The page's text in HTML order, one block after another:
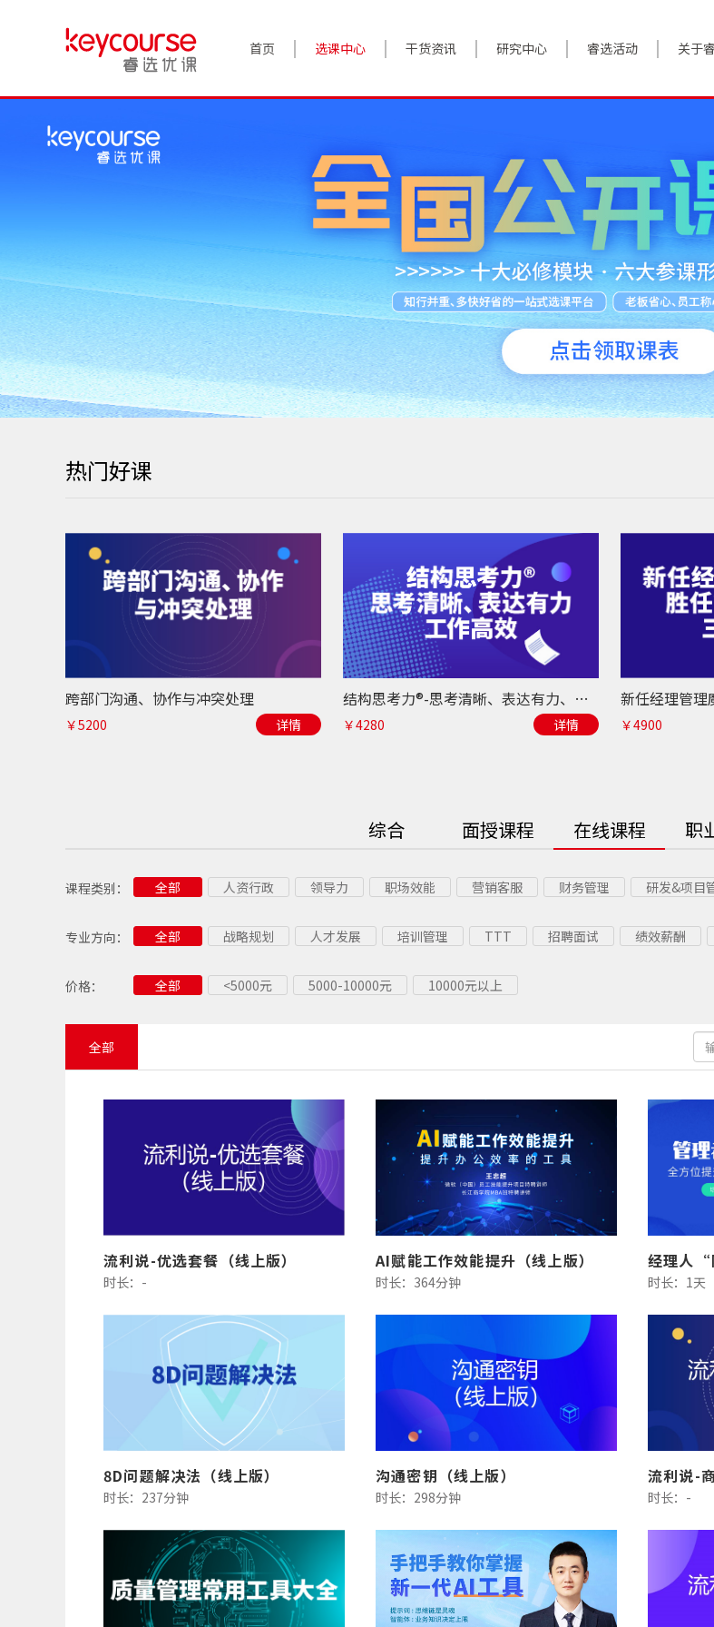
首页 选课中心 干货资讯
政策前沿
答疑精选
睿选视角
研究中心
研究报告
解决方案
数字化转型
睿选活动 关于
热门好课
跨部门沟通、协作与冲突处理
￥5200 详情
结构思考力®-思考清晰、表达有力、工作高效
￥4280 详情 ￥4900
综合 面授课程 在线课程 职
课程类别： 全部 人资行政 领导力 职场效能 营销客服 财务管理 研发&项目
专业方向： 全部 战略规划 人才发展 培训管理 TTT 招聘面试 绩效薪酬
市场营销
销售技能 销售管理 非财人员
物流
价格： 全部 <5000元 5000-10000元 10000元以上
全部
流利说-优选套餐（线上版）
时长：-
AI赋能工作效能提升（线上版）
时长：364分钟 时长：1天
8D问题解决法（线上版）
时长：237分钟
沟通密钥（线上版）
时长：298分钟
流利说-
时长：-